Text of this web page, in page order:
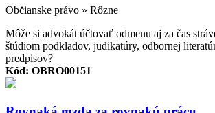
Občianske právo » Rôzne
Môže si advokát účtovať odmenu aj za čas
štúdiom podkladov, judikatúry, odbornej
predpisov?
Kód: OBRO00151